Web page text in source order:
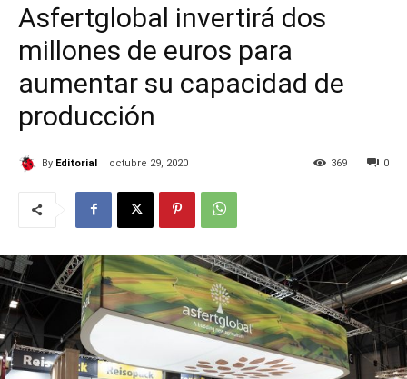
Asfertglobal invertirá dos
millones de euros para
aumentar su capacidad de
producción
By Editorial octubre 29, 2020 0
369